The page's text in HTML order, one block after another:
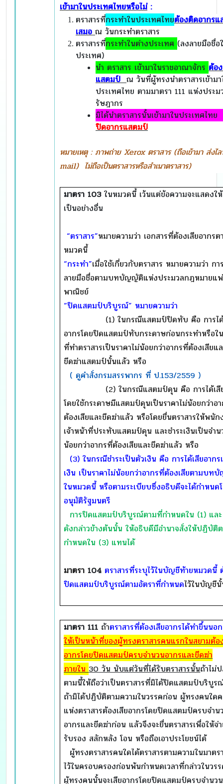
เข้ามาในประเทศไทยหรือไม่:
ตราสารที่กระทำในประเทศไทยต้องติดอากร
เสมอณ วันกระทำตราสาร
ตราสารที่กระทำในต่างประเทศ (ลงลายมือชื่อ
ประเทศ)
นำ ตราสาร เข้ามาในราชอาณาจักร ต้อ
แสตมป์ณ วันที่ผู้ทรงนำตราสารเข้าม
ประเทศไทย ตามมาตรา 111 แห่งประม
รัษฎากร
มิได้นำตราสารนั้นเข้ามาในประเทศไทย
ปิดอากรแสตมป์
หมายเหตุ: ภาพถ่าย Xerox ตราสาร (ถือเข้ามา ส่งไ
mail) ไม่ถือเป็นตราสารหรือสำเนาตราสาร)
มาตรา 103ในหมวดนี้ เว้นแต่ข้อความจะแสดงใ
เป็นอย่างอื่น
“ตราสาร”หมายความว่า เอกสารที่ต้องเสียอากรต
หมวดนี้
“กระทำ”เมื่อใช้เกี่ยวกับตราสาร หมายความว่า กา
ลายมือชื่อตามบทบัญญัติแห่งประมวลกฎหมายแ
พาณิชย์
“ปิดแสตมป์บริบูรณ์” หมายความว่า
(1) ในกรณีแสตมป์ปิดทับ คือ การได้
อากรโดยปิดแสตมป์ทับกระดาษก่อนกระทำหรือ
ที่ทำตราสารเป็นราคาไม่น้อยกว่าอากรที่ต้องเสียแ
ขีดฆ่าแสตมป์นั้นแล้ว หรือ
( ดูคำสั่งกรมสรรพากร ที่ ป.153/2559 )
(2) ในกรณีแสตมป์ดุน คือ การได้เสีย
โดยใช้กระดาษมีแสตมป์ดุนเป็นราคาไม่น้อยกว่าอ
ต้องเสียและขีดฆ่าแล้ว หรือโดยยื่นตราสารให้พนัก
เจ้าหน้าที่ประทับแสตมป์ดุน และชำระเงินเป็นจำน
น้อยกว่าอากรที่ต้องเสียและขีดฆ่าแล้ว หรือ
(3) ในกรณีชำระเป็นตัวเงิน คือ การได้เสียอาก
เงิน เป็นราคาไม่น้อยกว่าอากรที่ต้องเสียตามบท
ในหมวดนี้ หรือตามระเบียบซึ่งอธิบดีจะได้กำหนด
อนุมัติรัฐมนตรี
การปิดแสตมป์บริบูรณ์ตามที่กำหนดใน (1) แล
ดังกล่าวข้างต้นนั้น ให้อธิบดีมีอำนาจสั่งให้ปฏิบัติ
กำหนดใน (3) แทนได้
มาตรา104 ตราสารที่ระบุไว้ในบัญชีท้ายหมวดนี้
ปิดแสตมป์บริบูรณ์ตามอัตราที่กำหนดไว้ในบัญชี
มาตรา 111 ถ้าตราสารที่ต้องเสียอากรได้ทำขึ้นนอ
ให้เป็นหน้าที่ของผู้ทรงตราสารคนแรกในสยามต้อ
อากรโดยปิดแสตมป์ครบจำนวนอากรและขีดฆ่า
ภายใน30 วัน นับแต่วันที่ได้รับตราสารนั้นถ้าไม่
ตามนี้ให้ถือว่าเป็นตราสารที่มิได้ปิดแสตมป์บริบูร
ถ้ามิได้ปฏิบัติตามความในวรรคก่อน ผู้ทรงคนใด
แห่งตราสารต้องเสียอากรโดยปิดแสตมป์ครบจำน
อากรและขีดฆ่าก่อน แล้วจึงจะยื่นตราสารเพื่อให้จ่
รับรอง สลักหลัง โอน หรือถือเอาประโยชน์ได้
ผู้ทรงตราสารคนใดได้ตราสารตามความในมาตร
ไว้ในครอบครองก่อนพ้นกำหนดเวลาที่กล่าวในวร
ผู้ทรงคนนั้นจะเสียอากรโดยปิดแสตมป์ครบจำนว